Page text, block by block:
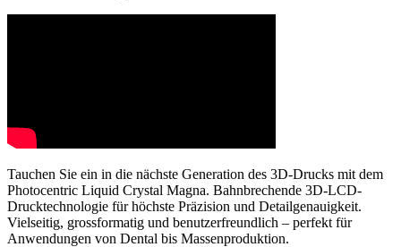
Tauchen Sie ein in die nächste Generation des 3D-Drucks mit dem
Photocentric Liquid Crystal Magna. Bahnbrechende 3D-LCD-
Drucktechnologie für höchste Präzision und Detailgenauigkeit.
Vielseitig, grossformatig und benutzerfreundlich – perfekt für
Anwendungen von Dental bis Massenproduktion.